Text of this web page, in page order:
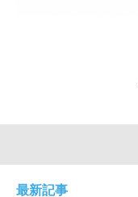
最新記事